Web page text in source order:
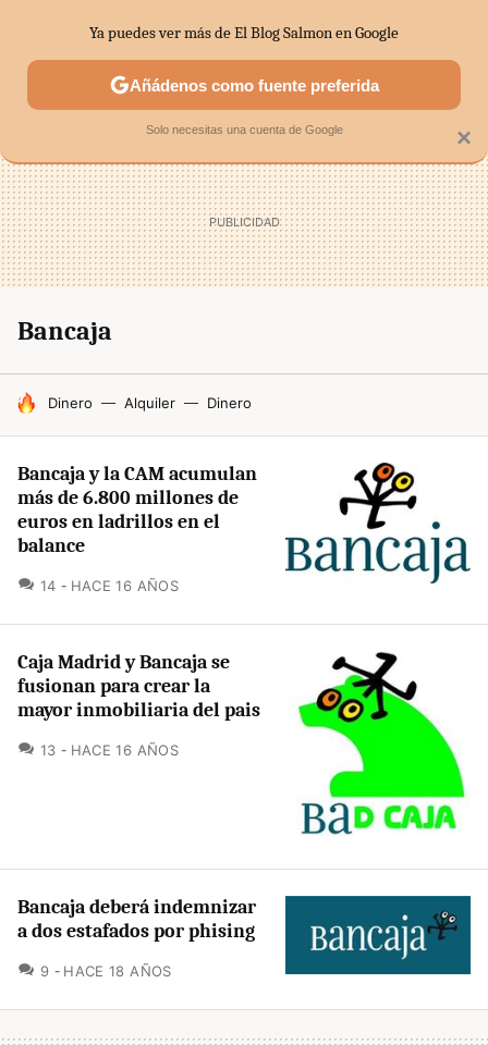
SECTORES ECONOMÍA DOMÉSTICA MERCADOS
Bancaja
HOY SE HABLA DE
Dinero Alquiler Dinero
Bancaja y la CAM acumulan
más de 6.800 millones de
euros en ladrillos en el
balance
14 COMENTARIOS
HACE 16 AÑOS
Caja Madrid y Bancaja se
fusionan para crear la
mayor inmobiliaria del pais
13 COMENTARIOS
HACE 16 AÑOS
Bancaja deberá indemnizar
a dos estafados por phising
9 COMENTARIOS
HACE 18 AÑOS
×
Ya puedes ver más de El Blog Salmon en Google
Añádenos como fuente preferida
Solo necesitas una cuenta de Google